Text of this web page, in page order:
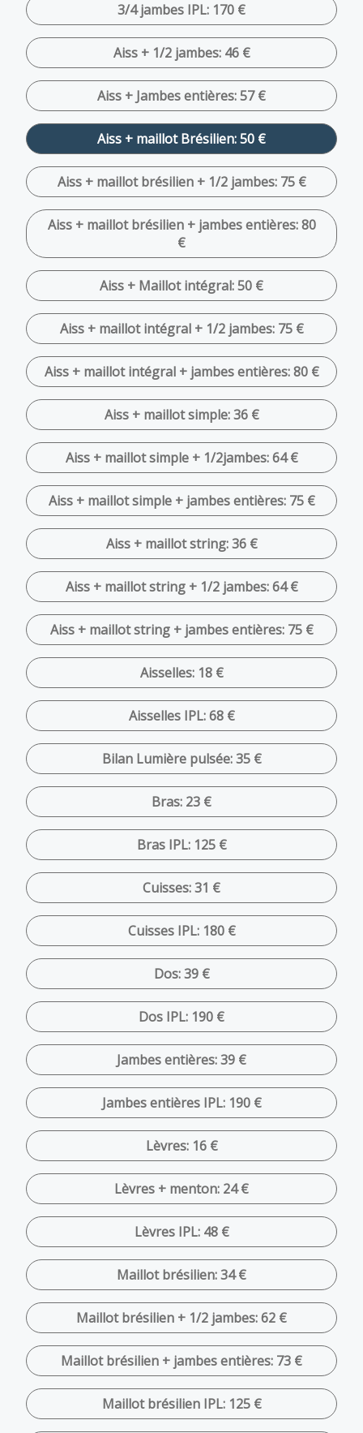
3/4 jambes IPL: 170 €
Aiss + 1/2 jambes: 46 €
Aiss + Jambes entières: 57 €
Aiss + maillot Brésilien: 50 €
Aiss + maillot brésilien + 1/2 jambes: 75 €
Aiss + maillot brésilien + jambes entières: 80
€
Aiss + Maillot intégral: 50 €
Aiss + maillot intégral + 1/2 jambes: 75 €
Aiss + maillot intégral + jambes entières: 80 €
Aiss + maillot simple: 36 €
Aiss + maillot simple + 1/2jambes: 64 €
Aiss + maillot simple + jambes entières: 75 €
Aiss + maillot string: 36 €
Aiss + maillot string + 1/2 jambes: 64 €
Aiss + maillot string + jambes entières: 75 €
Aisselles: 18 €
Aisselles IPL: 68 €
Bilan Lumière pulsée: 35 €
Bras: 23 €
Bras IPL: 125 €
Cuisses: 31 €
Cuisses IPL: 180 €
Dos: 39 €
Dos IPL: 190 €
Jambes entières: 39 €
Jambes entières IPL: 190 €
Lèvres: 16 €
Lèvres + menton: 24 €
Lèvres IPL: 48 €
Maillot brésilien: 34 €
Maillot brésilien + 1/2 jambes: 62 €
Maillot brésilien + jambes entières: 73 €
Maillot brésilien IPL: 125 €